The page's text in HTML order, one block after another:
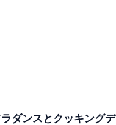
ダンスとクッキングデ